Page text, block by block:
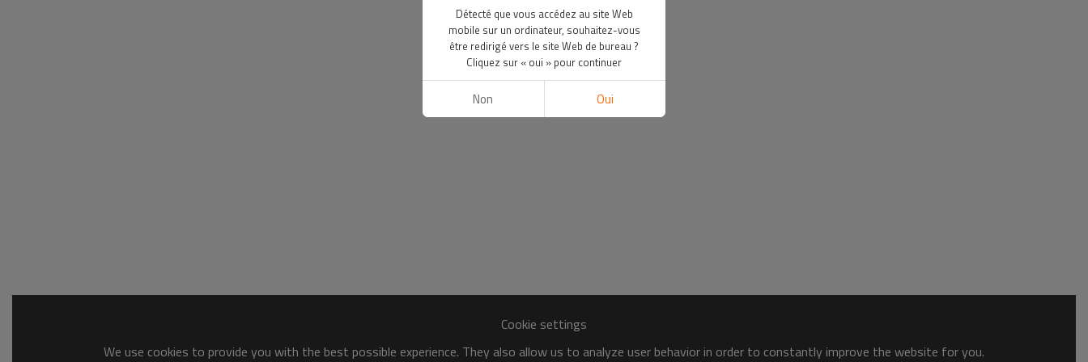
Cookie settings
We use cookies to provide you with the best possible experience. They also allow us to analyze user behavior in order to constantly improve the website for you.
Détecté que vous accédez au site Web
mobile sur un ordinateur, souhaitez-vous
être redirigé vers le site Web de bureau ?
Cliquez sur « oui » pour continuer
Non Oui